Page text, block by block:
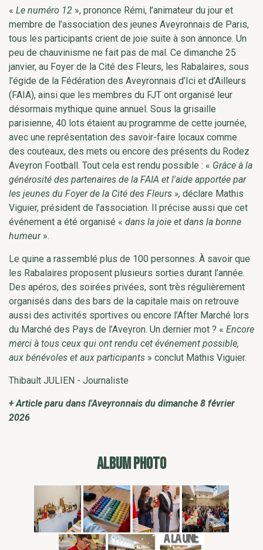
« Le numéro 12 », prononce Rémi, l’animateur du jour et
membre de l’association des jeunes Aveyronnais de Paris,
tous les participants crient de joie suite à son annonce. Un
peu de chauvinisme ne fait pas de mal. Ce dimanche 25
janvier, au Foyer de la Cité des Fleurs, les Rabalaires, sous
l’égide de la Fédération des Aveyronnais d’Ici et d’Ailleurs
(FAIA), ainsi que les membres du FJT ont organisé leur
désormais mythique quine annuel. Sous la grisaille
parisienne, 40 lots étaient au programme de cette journée,
avec une représentation des savoir-faire locaux comme
des couteaux, des mets ou encore des présents du Rodez
Aveyron Football. Tout cela est rendu possible : « Grâce à la
générosité des partenaires de la FAIA et l'aide apportée par
les jeunes du Foyer de la Cité des Fleurs », déclare Mathis
Viguier, président de l’association. Il précise aussi que cet
événement a été organisé « dans la joie et dans la bonne
humeur».
Le quine a rassemblé plus de 100 personnes. À savoir que
les Rabalaires proposent plusieurs sorties durant l’année.
Des apéros, des soirées privées, sont très régulièrement
organisés dans des bars de la capitale mais on retrouve
aussi des activités sportives ou encore l’After Marché lors
du Marché des Pays de l’Aveyron. Un dernier mot ? « Encore
merci à tous ceux qui ont rendu cet événement possible,
aux bénévoles et aux participants » conclut Mathis Viguier.
Thibault JULIEN - Journaliste
+ Article paru dans l'Aveyronnais du dimanche 8 février
2026
ALBUM PHOTO